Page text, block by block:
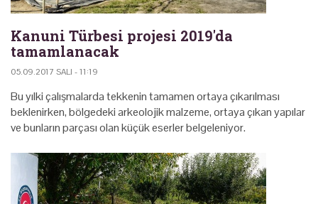
Kanuni Türbesi projesi 2019'da
tamamlanacak
05.09.2017 SALI - 11:19
Bu yılki çalışmalarda tekkenin tamamen ortaya çıkarılması
beklenirken, bölgedeki arkeolojik malzeme, ortaya çıkan yapılar
ve bunların parçası olan küçük eserler belgeleniyor.